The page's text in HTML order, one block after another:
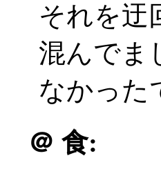
それを迂
混んでま
なかった
＠ 食: